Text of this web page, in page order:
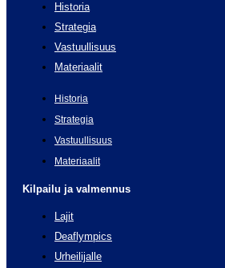
Historia
Strategia
Vastuullisuus
Materiaalit
Historia
Strategia
Vastuullisuus
Materiaalit
Kilpailu ja valmennus
Lajit
Deaflympics
Urheilijalle